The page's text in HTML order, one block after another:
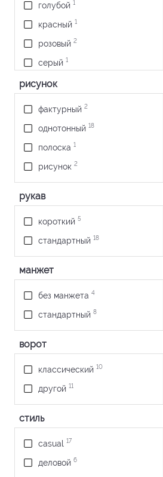
голубой 1
красный 1
розовый 2
серый 1
синий
рисунок
фактурный 2
однотонный 18
полоска 1
рисунок 2
рукав
короткий 5
стандартный 18
манжет
без манжета 4
стандартный 8
ворот
классический 10
другой 11
стиль
casual 17
деловой 6